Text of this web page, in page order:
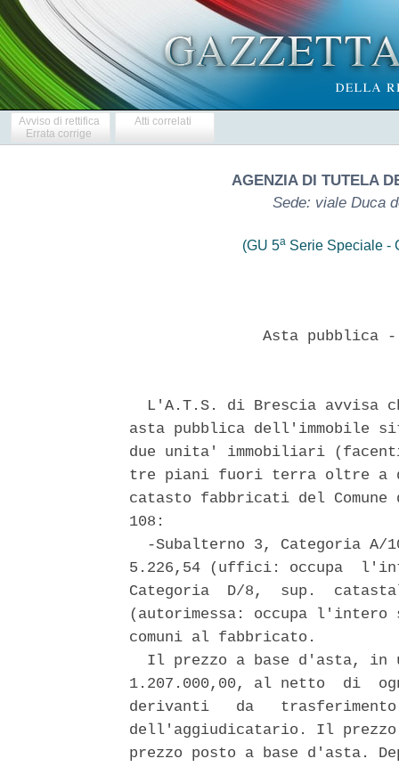
Avviso di rettifica
Errata corrige
Atti correlati
AGENZIA DI TUTELA
Sede: viale Duca
(GU 5a Serie Speciale -
Asta pubblica
L'A.T.S. di Brescia avvisa
asta pubblica dell'immobile
due unita' immobiliari
tre piani fuori terra oltre a
catasto fabbricati del
108:
-Subalterno 3, Categoria A/
5.226,54 (uffici: occupa
Categoria  D/8,  sup.
(autorimessa: occupa
comuni al fabbricato.
Il prezzo a base d'asta, in
1.207.000,00, al netto  di
derivanti   da
dell'aggiudicatario. Il
prezzo posto a base d'asta.